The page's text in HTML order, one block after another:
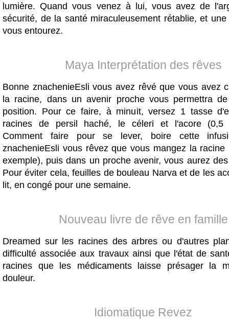
lumière. Quand vous venez à lui, vous avez de
sécurité, de la santé miraculeusement rétablie, et
vous entourez.
Maya Interprétation des rêves
Bonne znachenieEsli vous avez rêvé que vous avez
la racine, dans un avenir proche vous permettra
position. Pour ce faire, à minuit, versez 1 tasse
racines de persil haché, le céleri et l'acore (0,5
Comment faire pour se lever, boire cette
znachenieEsli vous rêvez que vous mangez la racine
exemple), puis dans un proche avenir, vous aurez
Pour éviter cela, feuilles de bouleau Narva et de les
lit, en congé pour une semaine.
Nouveau livre de rêve en famille
Dreamed sur les racines des arbres ou d'autres
difficulté associée aux travaux ainsi que l'état de
racines que les médicaments laisse présager la
douleur.
Idiomatique Revez